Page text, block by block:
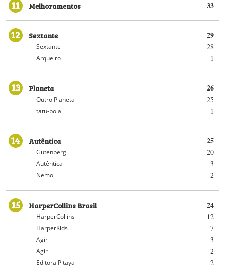
11 33
Melhoramentos
12 29
Sextante
28
Sextante
1
Arqueiro
13 26
Planeta
25
Outro Planeta
1
tatu-bola
14 25
Autêntica
20
Gutenberg
3
Autêntica
2
Nemo
15 24
HarperCollins Brasil
12
HarperCollins
7
HarperKids
3
Agir
2
Agir
2
Editora Pitaya